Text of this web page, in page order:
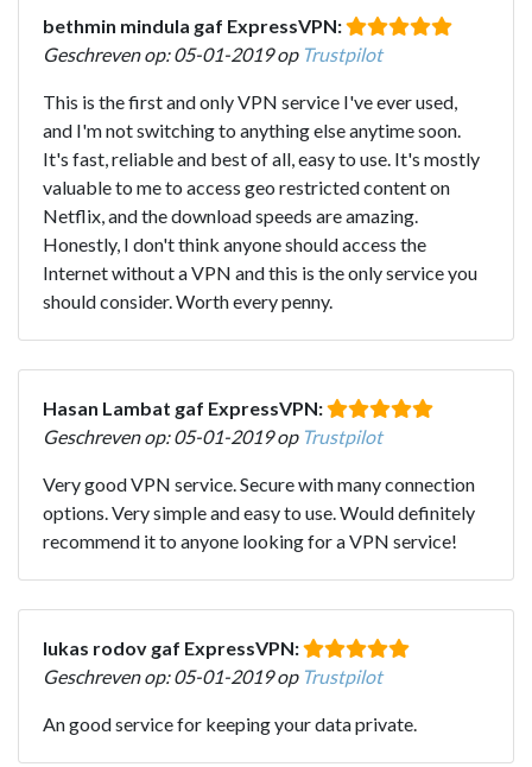
bethmin mindula gaf ExpressVPN:
Geschreven op: 05-01-2019 op Trustpilot
This is the first and only VPN service I've ever used,
and I'm not switching to anything else anytime soon.
It's fast, reliable and best of all, easy to use. It's mostly
valuable to me to access geo restricted content on
Netflix, and the download speeds are amazing.
Honestly, I don't think anyone should access the
Internet without a VPN and this is the only service you
should consider. Worth every penny.
Hasan Lambat gaf ExpressVPN:
Geschreven op: 05-01-2019 op Trustpilot
Very good VPN service. Secure with many connection
options. Very simple and easy to use. Would definitely
recommend it to anyone looking for a VPN service!
lukas rodov gaf ExpressVPN:
Geschreven op: 05-01-2019 op Trustpilot
An good service for keeping your data private.